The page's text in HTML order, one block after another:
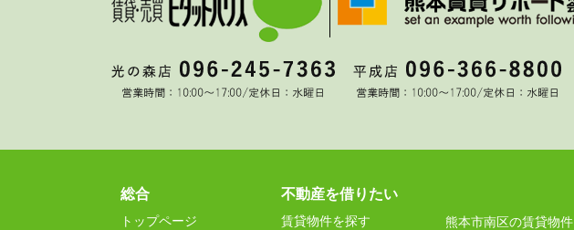
総合
トップページ
不動産を借りたい
賃貸物件を探す
熊本市南区の賃貸物件